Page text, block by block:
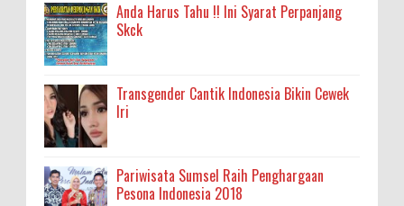
Anda Harus Tahu !! Ini Syarat Perpanjang
Skck
Transgender Cantik Indonesia Bikin Cewek
Iri
Pariwisata Sumsel Raih Penghargaan
Pesona Indonesia 2018